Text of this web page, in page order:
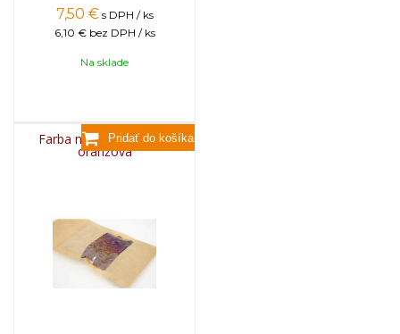
7,50 € s DPH / ks
6,10 € bez DPH / ks
Na sklade
Farba na sviečky, 25g -
oranžová